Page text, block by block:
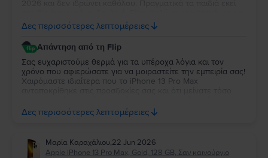
την αγορά μου. Ήδη πρότεινα σε φίλο μου να πάρει το ίδιο
μοντέλο και ένα Apple Watch! Είστε τρομεροί ΑΠΛA.
⭐️⭐️⭐️⭐️⭐️
Δες περισσότερες λεπτομέρειες
Απάντηση από τη Flip
Σας ευχαριστούμε θερμά για τα υπέροχα λόγια και τον
χρόνο που αφιερώσατε για να μοιραστείτε την εμπειρία σας!
Χαιρόμαστε ιδιαίτερα που το iPhone 13 Pro Max
γεγονός ότι μας προτείνατε ήδη σε φίλο σας είναι για εμάς
η μεγαλύτερη επιβράβευση. Σας ευχαριστούμε για την
σας για πολύ καιρό!
Δες περισσότερες λεπτομέρειες
Μαρία Καραχάλιου,22 Jun 2026
Apple iPhone 13 Pro Max, Gold, 128 GB, Σαν καινούργιο